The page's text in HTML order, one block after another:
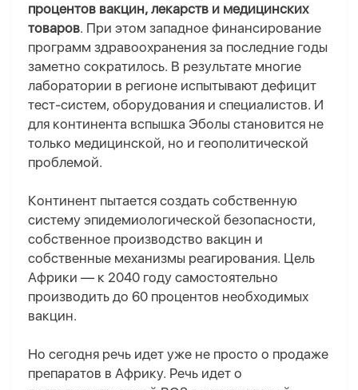
процентов вакцин, лекарств и медицинских
товаров. При этом западное финансирование
программ здравоохранения за последние годы
заметно сократилось. В результате многие
лаборатории в регионе испытывают дефицит
тест-систем, оборудования и специалистов. И
для континента вспышка Эболы становится не
только медицинской, но и геополитической
проблемой.
Континент пытается создать собственную
систему эпидемиологической безопасности,
собственное производство вакцин и
собственные механизмы реагирования. Цель
Африки — к 2040 году самостоятельно
производить до 60 процентов необходимых
вакцин.
Но сегодня речь идет уже не просто о продаже
препаратов в Африку. Речь идет о